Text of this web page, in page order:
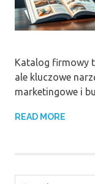
Katalog firmowy
ale kluczowe
marketingowe i
READ MORE